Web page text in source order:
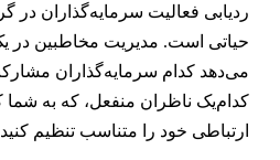
فعالیت سرمایه‌گذاران در
است. مدیریت مخاطبین در یک
کدام سرمایه‌گذاران
ناظران منفعل، که به شما کمک
خود را متناسب تنظیم کنید.